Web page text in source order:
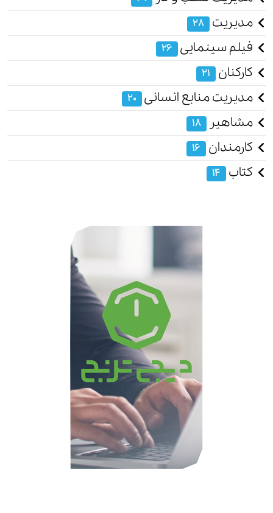
مدیریت 28
فیلم سینمایی 26
کارکنان 21
مدیریت منابع انسانی 20
مشاهیر 18
کارمندان 16
کتاب 14